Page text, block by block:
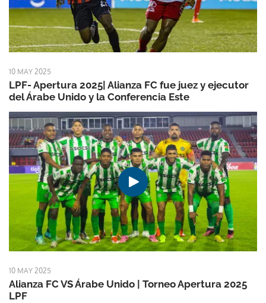
10 MAY 2025
LPF- Apertura 2025| Alianza FC fue juez y ejecutor
del Árabe Unido y la Conferencia Este
10 MAY 2025
Alianza FC VS Árabe Unido | Torneo Apertura 2025
LPF